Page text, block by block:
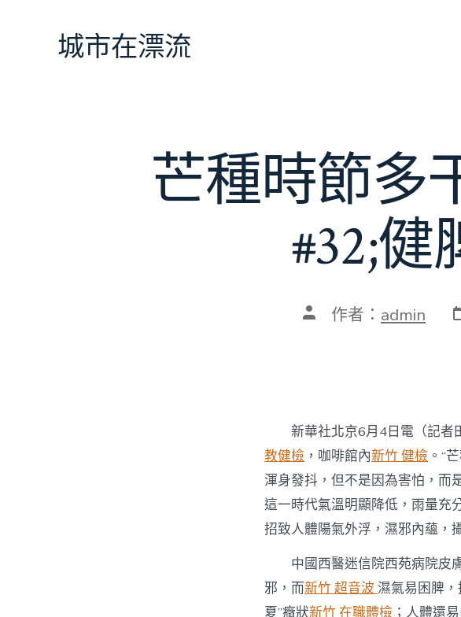
城市在漂流
芒種時節多
#32;
文 作者： admin
新華社北京6月4日電（記者
教健檢 ，咖啡館內新竹 健檢 。“
渾身發抖，但不是因為害怕，而
這一時代氣溫明顯降低，雨量充
招致人體陽氣外浮，濕邪內蘊，
中國西醫迷信院西苑病院皮
邪，而新竹 超音波 濕氣易困脾
夏”癥狀新竹 在職體檢 ；人體還